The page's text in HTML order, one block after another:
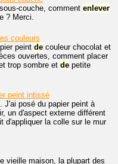
couche, comment enlever
? Merci.
couleurs
peint de couleur chocolat et
ouvertes, comment placer
trop sombre et de petite
peint intissé
J'ai posé du papier peint à
un d'aspect externe différent
d'appliquer la colle sur le mur
vieille maison, la plupart des